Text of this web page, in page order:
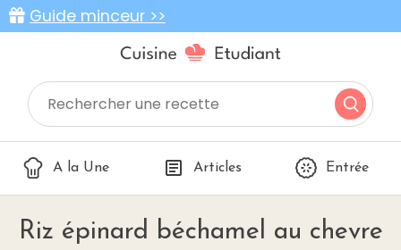
Guide minceur >>
A la Une Articles Entrée
Riz épinard béchamel au chevre